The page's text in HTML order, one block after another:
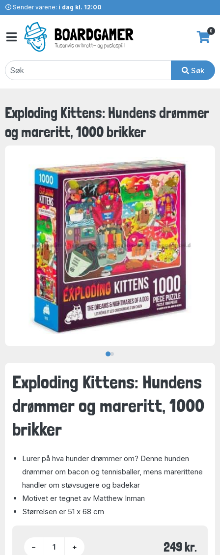
Sender varene: i dag kl. 12:00
Søk
0
Exploding Kittens: Hundens drømmer
og mareritt, 1000 brikker
Exploding Kittens: Hundens
drømmer og mareritt, 1000
brikker
Lurer på hva hunder drømmer om? Denne hunden
drømmer om bacon og tennisballer, mens marerittene
handler om støvsugere og badekar
Motivet er tegnet av Matthew Inman
Størrelsen er 51 x 68 cm
− + 249 kr.